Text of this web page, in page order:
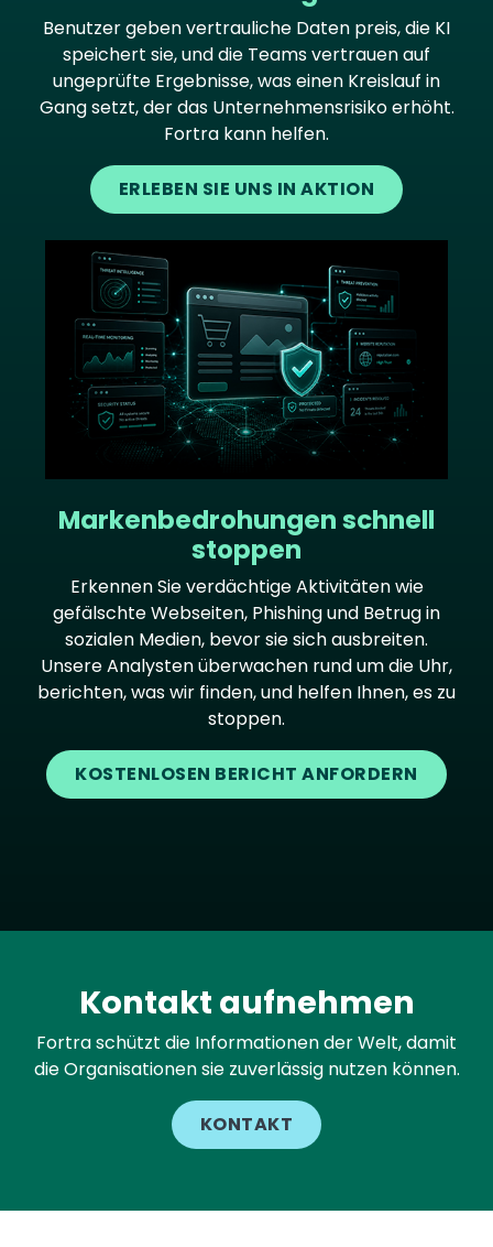
Benutzer geben vertrauliche Daten preis, die KI
speichert sie, und die Teams vertrauen auf
ungeprüfte Ergebnisse, was einen Kreislauf in
Gang setzt, der das Unternehmensrisiko erhöht.
Fortra kann helfen.
ERLEBEN SIE UNS IN AKTION
Markenbedrohungen schnell
stoppen
Erkennen Sie verdächtige Aktivitäten wie
gefälschte Webseiten, Phishing und Betrug in
sozialen Medien, bevor sie sich ausbreiten.
Unsere Analysten überwachen rund um die Uhr,
berichten, was wir finden, und helfen Ihnen, es zu
stoppen.
KOSTENLOSEN BERICHT ANFORDERN
Kontakt aufnehmen
Fortra schützt die Informationen der Welt, damit
die Organisationen sie zuverlässig nutzen können.
KONTAKT